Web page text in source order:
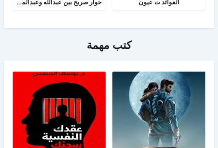
الفوائد ت عيون حوار صريح بين عبدالله وعبدالمسيح
كتب مهمة